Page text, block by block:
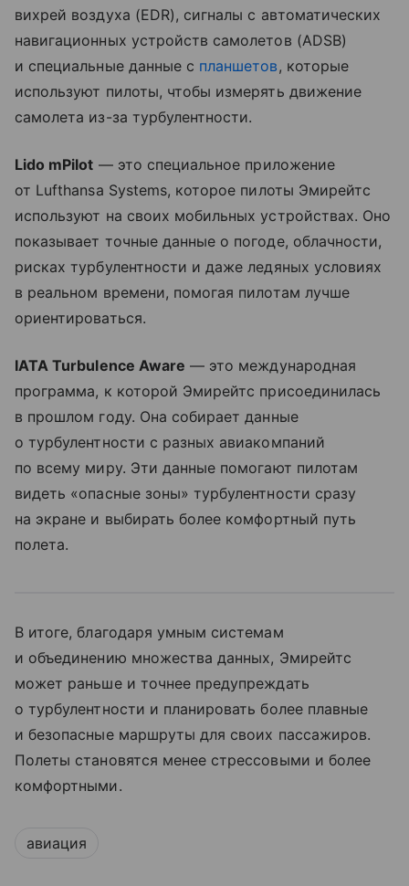
вихрей воздуха (EDR), сигналы с автоматических
навигационных устройств самолетов (ADSB)
и специальные данные с планшетов, которые
используют пилоты, чтобы измерять движение
самолета из-за турбулентности.
Lido mPilot — это специальное приложение
от Lufthansa Systems, которое пилоты Эмирейтс
используют на своих мобильных устройствах. Оно
показывает точные данные о погоде, облачности,
рисках турбулентности и даже ледяных условиях
в реальном времени, помогая пилотам лучше
ориентироваться.
IATA Turbulence Aware — это международная
программа, к которой Эмирейтс присоединилась
в прошлом году. Она собирает данные
о турбулентности с разных авиакомпаний
по всему миру. Эти данные помогают пилотам
видеть «опасные зоны» турбулентности сразу
на экране и выбирать более комфортный путь
полета.
В итоге, благодаря умным системам
и объединению множества данных, Эмирейтс
может раньше и точнее предупреждать
о турбулентности и планировать более плавные
и безопасные маршруты для своих пассажиров.
Полеты становятся менее стрессовыми и более
комфортными.
авиация